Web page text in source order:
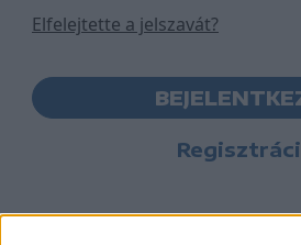
Elfelejtette a jelszavát?